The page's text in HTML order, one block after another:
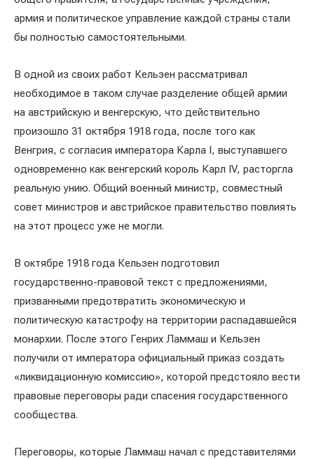
армия и политическое управление каждой страны стали
бы полностью самостоятельными.
В одной из своих работ Кельзен рассматривал
необходимое в таком случае разделение общей армии
на австрийскую и венгерскую, что действительно
произошло 31 октября 1918 года, после того как
Венгрия, с согласия императора Карла I, выступавшего
одновременно как венгерский король Карл IV, расторгла
реальную унию. Общий военный министр, совместный
совет министров и австрийское правительство повлиять
на этот процесс уже не могли.
В октябре 1918 года Кельзен подготовил
государственно-правовой текст с предложениями,
призванными предотвратить экономическую и
политическую катастрофу на территории распадавшейся
монархии. После этого Генрих Ламмаш и Кельзен
получили от императора официальный приказ создать
«ликвидационную комиссию», которой предстояло вести
правовые переговоры ради спасения государственного
сообщества.
Переговоры, которые Ламмаш начал с представителями